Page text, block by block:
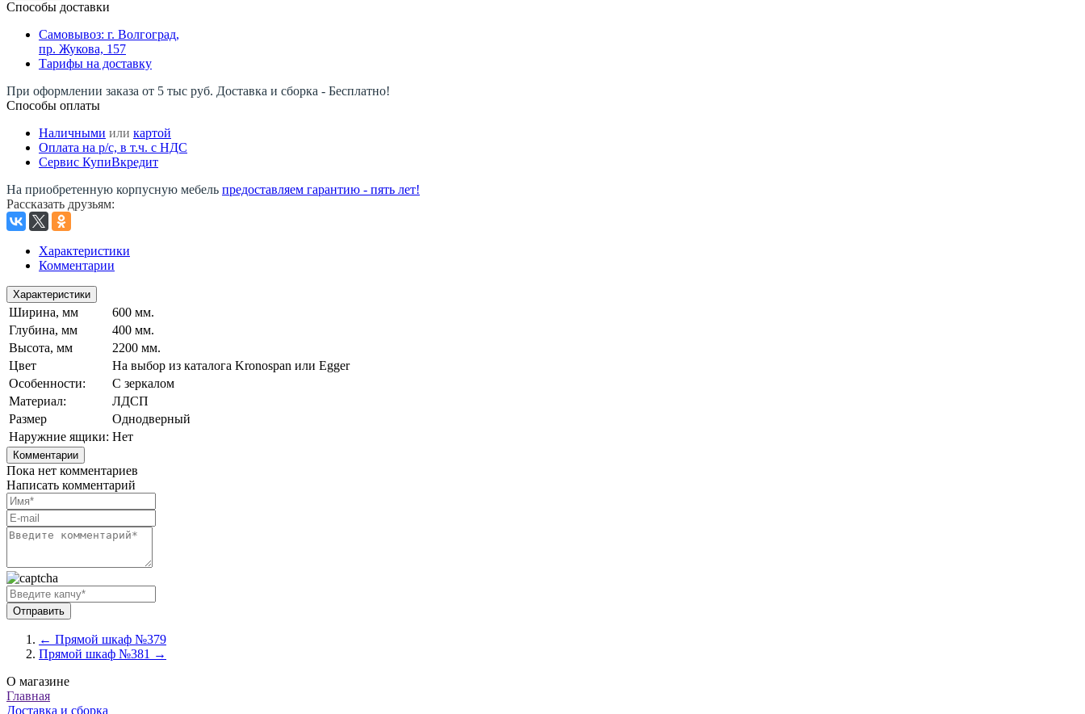
Способы доставки
Самовывоз: г. Волгоград,
пр. Жукова, 157
Тарифы на доставку
При оформлении заказа от 5 тыс руб. Доставка и сборка - Бесплатно!
Способы оплаты
Наличными или картой
Оплата на р/c, в т.ч. с НДС
Сервис КупиВкредит
На приобретенную корпусную мебель предоставляем гарантию - пять лет!
Рассказать друзьям:
Характеристики
Комментарии
Характеристики
Ширина, мм
600 мм.
Глубина, мм
400 мм.
Высота, мм
2200 мм.
Цвет
На выбор из каталога Kronospan или Egger
Особенности:
С зеркалом
Материал:
ЛДСП
Размер
Однодверный
Наружние ящики: Нет
Комментарии
Пока нет комментариев
Написать комментарий
← Прямой шкаф №379
Прямой шкаф №381 →
О магазине
Главная
Доставка и сборка